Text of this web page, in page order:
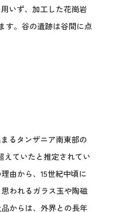
いず、加工した花崗岩
す。谷の遺跡は谷間に点
るタンザニア南東部の
えていたと推定されてい
由から、15世紀中頃に
われるガラス玉や陶磁
からは、外界との長年